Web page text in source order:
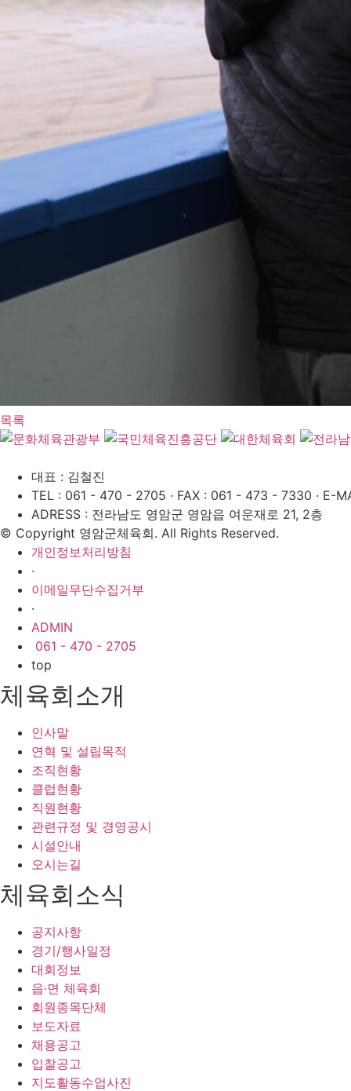
목록
대표 : 김철진
TEL : 061 - 470 - 2705 · FAX : 061 - 473 - 7330 · E-
ADRESS : 전라남도 영암군 영암읍 여운재로 21, 2층
© Copyright 영암군체육회. All Rights Reserved.
개인정보처리방침
·
이메일무단수집거부
·
ADMIN
061 - 470 - 2705
top
체육회소개
인사말
연혁 및 설립목적
조직현황
클럽현황
직원현황
관련규정 및 경영공시
시설안내
오시는길
체육회소식
공지사항
경기/행사일정
대회정보
읍·면 체육회
회원종목단체
보도자료
채용공고
입찰공고
지도활동수업사진